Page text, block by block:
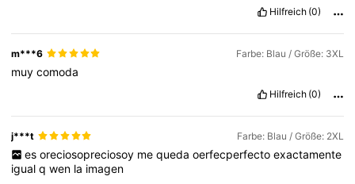
Hilfreich (0)
m***6 Farbe: Blau / Größe: 3XL
muycomoda
Hilfreich (0)
j***t Farbe: Blau / Größe: 2XL
es oreciosopreciosoy me queda oerfecperfecto exactamente
igualqwen la imagen